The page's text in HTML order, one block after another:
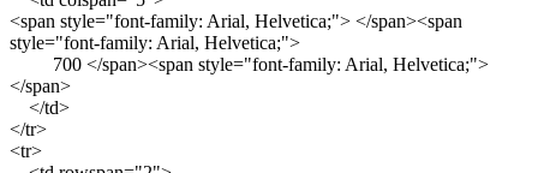
<span style="font-family: Arial, Helvetica;"> </span><span
style="font-family: Arial, Helvetica;">
700 </span><span style="font-family: Arial, Helvetica;">
</span>
</td>
</tr>
<tr>